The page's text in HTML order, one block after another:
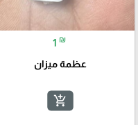
1 ₪
عظمة ميزان
add_shopping_cart